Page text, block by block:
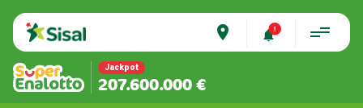
place
Jackpot
207.600.000 €